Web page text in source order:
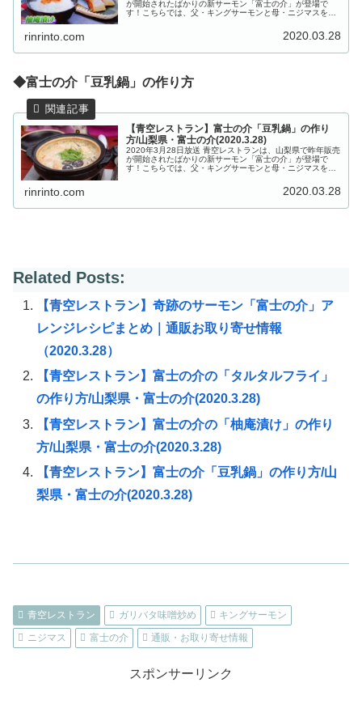
が開始されたばかりの新サーモン「富士の介」が登場で
す！こちらでは、父・キングサーモンと母・ニジマスをか
rinrinto.com 2020.03.28
◆富士の介「豆乳鍋」の作り方
【青空レストラン】富士の介「豆乳鍋」の作り
方/山梨県・富士の介(2020.3.28)
2020年3月28日放送 青空レストランは、山梨県で昨年販売
が開始されたばかりの新サーモン「富士の介」が登場で
す！こちらでは、父・キングサーモンと母・ニジマスをか
rinrinto.com 2020.03.28
Related Posts:
【青空レストラン】奇跡のサーモン「富士の介」ア
レンジレシピまとめ｜通販お取り寄せ情報
（2020.3.28）
【青空レストラン】富士の介の「タルタルフライ」
の作り方/山梨県・富士の介(2020.3.28)
【青空レストラン】富士の介の「柚庵漬け」の作り
方/山梨県・富士の介(2020.3.28)
【青空レストラン】富士の介「豆乳鍋」の作り方/山
梨県・富士の介(2020.3.28)
青空レストラン ガリバタ味噌炒め
キングサーモン
ニジマス
富士の介 通販・お取り寄せ情報
スポンサーリンク